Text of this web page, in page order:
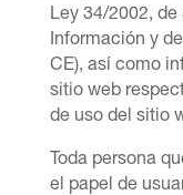
Ley 34/2002,
Información y
CE), así como
sitio web
de uso del sitio
Toda persona
el papel de